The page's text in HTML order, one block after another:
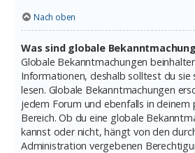
Nach oben
Was sind globale
Globale Bekanntmachungen
Informationen, deshalb solltest du sie
lesen. Globale Bekanntmachungen
jedem Forum und ebenfalls in deinem
Bereich. Ob du eine globale
kannst oder nicht, hängt von den
Administration vergebenen